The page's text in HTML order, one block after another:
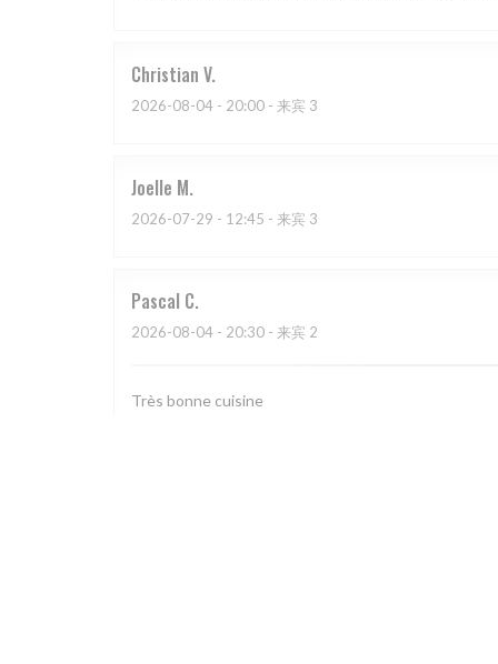
Christian V
2026-08-04 - 20:00 - 来宾 3
Joelle M
2026-07-29 - 12:45 - 来宾 3
Pascal C
2026-08-04 - 20:30 - 来宾 2
Très bonne cuisine